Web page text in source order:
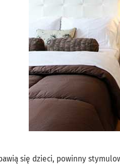
się dzieci, powinny